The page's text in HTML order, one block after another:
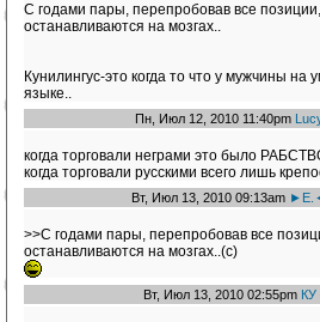
С годами пары, перепробовав все
останавливаются на мозгах..
Кунилингус-это когда то что у мужчины на
языке..
Пн, Июл 12, 2010 11:40pm
когда торговали неграми это было
когда торговали русскими всего лишь
Вт, Июл 13, 2010 09:13am
>>С годами пары, перепробовав все
останавливаются на мозгах..(c)
Вт, Июл 13, 2010 02:55pm КУ